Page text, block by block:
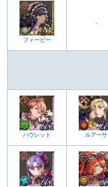
フィービー
-
ハウレット ルアーサ